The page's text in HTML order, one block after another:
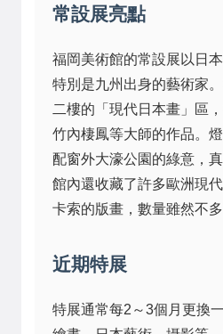
常設展亮點
福岡美術館的常設展以日
特別是九州出身的藝術家
二樓的「現代日本畫」區
竹內棲鳳等大師的作品。
配窗外大濠公園的綠意，
館內還收藏了許多歐洲現
卡索的版畫，數量雖然不多
近期特展
特展通常每2～3個月更換